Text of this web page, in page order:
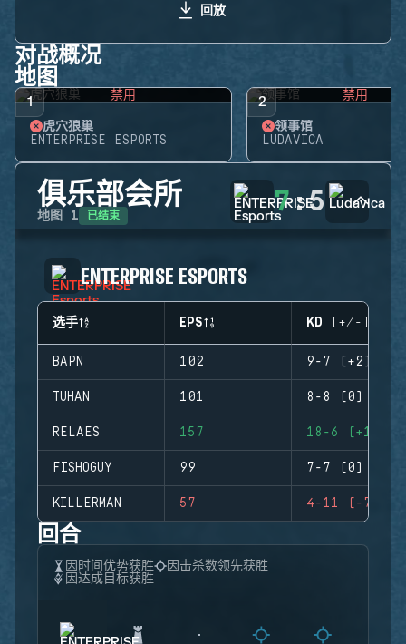
回放
对战概况
地图
1 禁用
虎穴狼巢
ENTERPRISE ESPORTS
2 禁用
领事馆
LUDAVICA
俱乐部会所
地图 1 已结束 7:5
ENTERPRISE ESPORTS
选手 EPS KD (+/-)
BAPN 102 9-7 (+2)
TUHAN 101 8-8 (0)
RELAES 157 18-6 (+12)
FISHOGUY 99 7-7 (0)
KILLERMAN 57 4-11 (-7)
回合
因时间优势获胜
因击杀数领先获胜
因达成目标获胜